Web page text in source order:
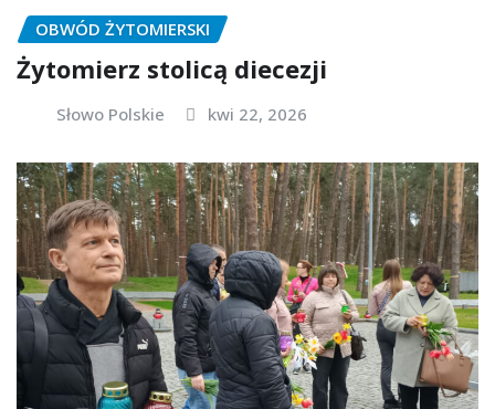
OBWÓD ŻYTOMIERSKI
Żytomierz stolicą diecezji
Słowo Polskie kwi 22, 2026